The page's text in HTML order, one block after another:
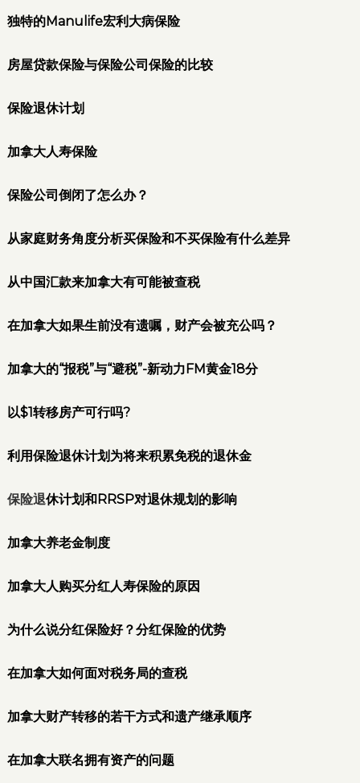
独特的Manulife宏利大病保险
房屋贷款保险与保险公司保险的比较
保险退休计划
加拿大人寿保险
保险公司倒闭了怎么办？
从家庭财务角度分析买保险和不买保险有什么差异
从中国汇款来加拿大有可能被查税
在加拿大如果生前没有遗嘱，财产会被充公吗？
加拿大的“报税”与“避税”-新动力FM黄金18分
以$1转移房产可行吗?
利用保险退休计划为将来积累免税的退休金
保险退休计划和RRSP对退休规划的影响
加拿大养老金制度
加拿大人购买分红人寿保险的原因
为什么说分红保险好？分红保险的优势
在加拿大如何面对税务局的查税
加拿大财产转移的若干方式和遗产继承顺序
在加拿大联名拥有资产的问题